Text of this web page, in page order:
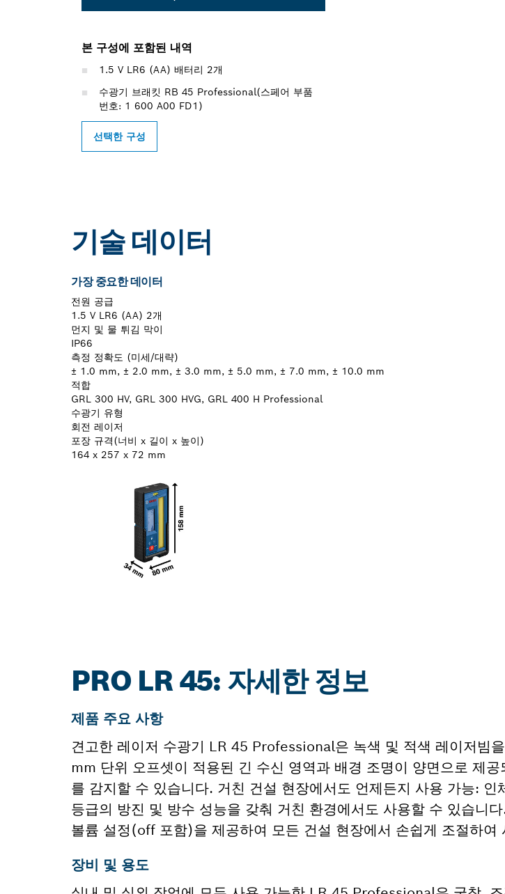
본 구성에 포함된 내역
1.5 V LR6 (AA) 배터리 2개
수광기 브래킷 RB 45 Professional(스페어 부품
번호: 1 600 A00 FD1)
선택한 구성
기술 데이터
가장 중요한 데이터
전원 공급
1.5 V LR6 (AA) 2개
먼지 및 물 튀김 막이
IP66
측정 정확도 (미세/대략)
± 1.0 mm, ± 2.0 mm, ± 3.0 mm, ± 5.0 mm, ± 7.0 mm, ± 10.0 mm
적합
GRL 300 HV, GRL 300 HVG, GRL 400 H Professional
수광기 유형
회전 레이저
포장 규격(너비 x 길이 x 높이)
164 x 257 x 72 mm
PRO LR 45: 자세한 정보
제품 주요 사항
견고한 레이저 수광기 LR 45 Professional은 녹색 및 적색 레이저빔
mm 단위 오프셋이 적용된 긴 수신 영역과 배경 조명이 양면으로 제
를 감지할 수 있습니다. 거친 건설 현장에서도 언제든지 사용 가능:
등급의 방진 및 방수 성능을 갖춰 거친 환경에서도 사용할 수 있습니
볼륨 설정(off 포함)을 제공하여 모든 건설 현장에서 손쉽게 조절하여
장비 및 용도